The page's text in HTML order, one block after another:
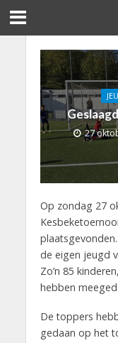
27
Op zondag 27
de eigen jeugd
Zo’n 85
hebben
De toppers
gedaan op het